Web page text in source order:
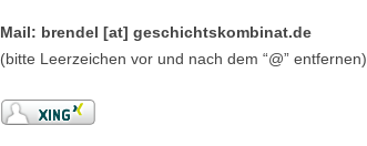
Mail: brendel [at] geschichtskombinat.de
(bitte Leerzeichen vor und nach dem “@” entfernen)